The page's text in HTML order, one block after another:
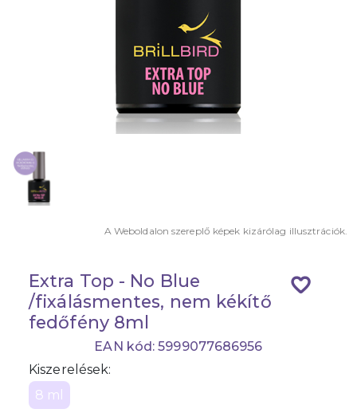
A Weboldalon szereplő képek kizárólag illusztrációk.
favorite_border
Extra Top - No Blue
/fixálásmentes, nem kékítő
fedőfény 8ml
EAN kód: 5999077686956
Kiszerelések:
8 ml